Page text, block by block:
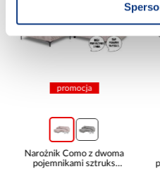
promocja
Narożnik Como z dwoma
pojemnikami sztruks